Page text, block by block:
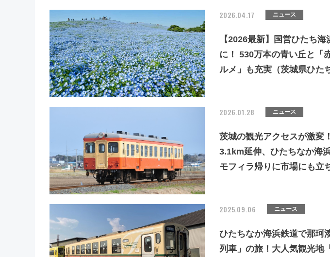
2026.04.17 ニュース
【2026最新】国営ひたち
に！ 530万本の青い丘と「
ルメ」も充実（茨城県ひた
2026.01.28 ニュース
茨城の観光アクセスが激変
3.1km延伸、ひたちなか海
モフィラ帰りに市場にも立
2025.09.06 ニュース
ひたちなか海浜鉄道で那珂
列車」の旅！大人気観光地